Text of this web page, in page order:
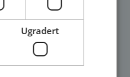
Ugradert